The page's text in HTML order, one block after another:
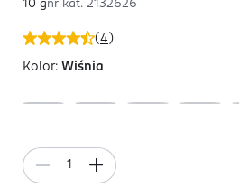
(4 )
10 gnr kat. 2132626
Kolor: Wiśnia